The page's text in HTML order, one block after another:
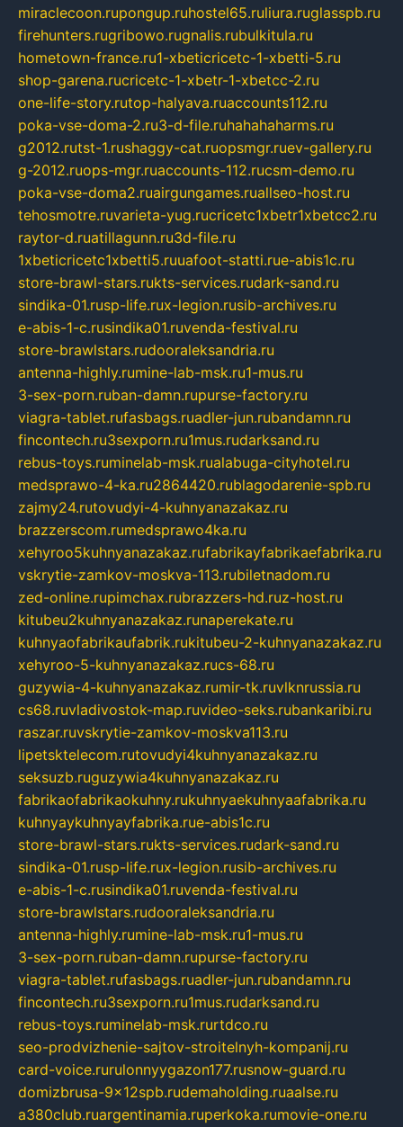
miraclecoon.rupongup.ruhostel65.ruliura.ruglasspb.ru
firehunters.rugribowo.rugnalis.rubulkitula.ru
hometown-france.ru1-xbeticricetc-1-xbetti-5.ru
shop-garena.rucricetc-1-xbetr-1-xbetcc-2.ru
one-life-story.rutop-halyava.ruaccounts112.ru
poka-vse-doma-2.ru3-d-file.ruhahahaharms.ru
g2012.rutst-1.rushaggy-cat.ruopsmgr.ruev-gallery.ru
g-2012.ruops-mgr.ruaccounts-112.rucsm-demo.ru
poka-vse-doma2.ruairgungames.ruallseo-host.ru
tehosmotre.ruvarieta-yug.rucricetc1xbetr1xbetcc2.ru
raytor-d.ruatillagunn.ru3d-file.ru
1xbeticricetc1xbetti5.ruuafoot-statti.rue-abis1c.ru
store-brawl-stars.rukts-services.rudark-sand.ru
sindika-01.rusp-life.rux-legion.rusib-archives.ru
e-abis-1-c.rusindika01.ruvenda-festival.ru
store-brawlstars.rudooraleksandria.ru
antenna-highly.rumine-lab-msk.ru1-mus.ru
3-sex-porn.ruban-damn.rupurse-factory.ru
viagra-tablet.rufasbags.ruadler-jun.rubandamn.ru
fincontech.ru3sexporn.ru1mus.rudarksand.ru
rebus-toys.ruminelab-msk.rualabuga-cityhotel.ru
medsprawo-4-ka.ru2864420.rublagodarenie-spb.ru
zajmy24.rutovudyi-4-kuhnyanazakaz.ru
brazzerscom.rumedsprawo4ka.ru
xehyroo5kuhnyanazakaz.rufabrikayfabrikaefabrika.ru
vskrytie-zamkov-moskva-113.rubiletnadom.ru
zed-online.rupimchax.rubrazzers-hd.ruz-host.ru
kitubeu2kuhnyanazakaz.runaperekate.ru
kuhnyaofabrikaufabrik.rukitubeu-2-kuhnyanazakaz.ru
xehyroo-5-kuhnyanazakaz.rucs-68.ru
guzywia-4-kuhnyanazakaz.rumir-tk.ruvlknrussia.ru
cs68.ruvladivostok-map.ruvideo-seks.rubankaribi.ru
raszar.ruvskrytie-zamkov-moskva113.ru
lipetsktelecom.rutovudyi4kuhnyanazakaz.ru
seksuzb.ruguzywia4kuhnyanazakaz.ru
fabrikaofabrikaokuhny.rukuhnyaekuhnyaafabrika.ru
kuhnyaykuhnyayfabrika.rue-abis1c.ru
store-brawl-stars.rukts-services.rudark-sand.ru
sindika-01.rusp-life.rux-legion.rusib-archives.ru
e-abis-1-c.rusindika01.ruvenda-festival.ru
store-brawlstars.rudooraleksandria.ru
antenna-highly.rumine-lab-msk.ru1-mus.ru
3-sex-porn.ruban-damn.rupurse-factory.ru
viagra-tablet.rufasbags.ruadler-jun.rubandamn.ru
fincontech.ru3sexporn.ru1mus.rudarksand.ru
rebus-toys.ruminelab-msk.rurtdco.ru
seo-prodvizhenie-sajtov-stroitelnyh-kompanij.ru
card-voice.rurulonnyygazon177.rusnow-guard.ru
domizbrusa-9x12spb.rudemaholding.ruaalse.ru
a380club.ruargentinamia.ruperkoka.rumovie-one.ru